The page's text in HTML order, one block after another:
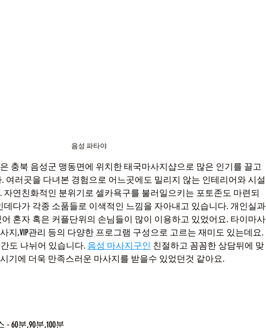
음성 파타야
충북 음성군 맹동면에 위치한 태국마사지샵으로 많은 인기를 끌고
여러곳을 다녀본 경험으로 어느곳에도 밀리지 않는 인테리어와 시설
자연친화적인 분위기로 셀카욕구를 불러일으키는 포토존도 마련되
데다가 각종 소품들로 이색적인 느낌을 자아내고 있습니다. 개인실과
혼자 혹은 커플단위의 손님들이 많이 이용하고 있었어요. 타이마사
지,VIP관리 등의 다양한 프로그램 구성으로 고르는 재미도 있는데요.
간도 나뉘어 있습니다. 음성 마사지구인 친절하고 꼼꼼한 상담뒤에 맞
기에 더욱 만족스러운 마사지를 받을수 있었던것 같아요.
60분,90분,100분